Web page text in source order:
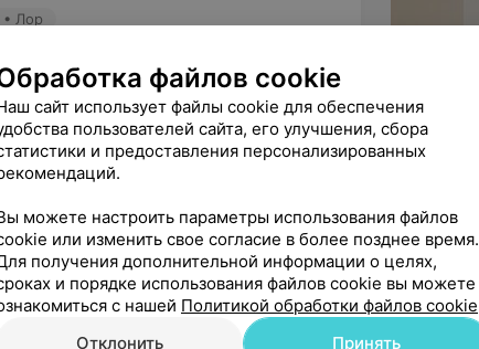
Лор
за отзыв о нашем докторе! Всегда
провела осмотр глаз!
офтальмолог Офтальмология
файлов cookie
сайт использует файлы cookie для обеспечения
пользователей сайта, его улучшения, сбора
и предоставления персонализированных
можете настроить параметры использования файлов
или изменить свое согласие в более позднее время.
получения дополнительной информации о целях,
и порядке использования файлов cookie вы можете
с нашей Политикой обработки файлов cookie
Отклонить
Принять